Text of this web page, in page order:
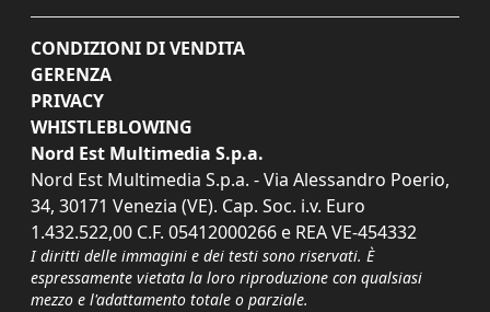
CONDIZIONI DI VENDITA
GERENZA
PRIVACY
WHISTLEBLOWING
Nord Est Multimedia S.p.a.
Nord Est Multimedia S.p.a. - Via Alessandro Poerio,
34, 30171 Venezia (VE). Cap. Soc. i.v. Euro
1.432.522,00 C.F. 05412000266 e REA VE-454332
I diritti delle immagini e dei testi sono riservati. È
espressamente vietata la loro riproduzione con qualsiasi
mezzo e l'adattamento totale o parziale.